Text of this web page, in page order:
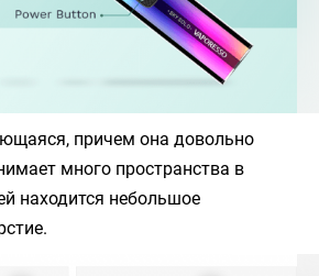
причем она довольно
много пространства в
находится небольшое